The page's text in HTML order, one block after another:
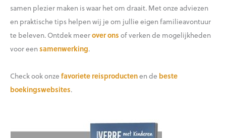
samen plezier maken is waar het om draait. Met onze adviezen
en praktische tips helpen wij je om jullie eigen familieavontuur
te beleven. Ontdek meerover onsof verken de mogelijkheden
voor eensamenwerking.
Check ook onzefavoriete reisproductenen de beste
boekingswebsites.